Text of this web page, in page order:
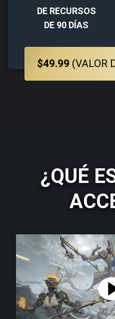
DE RECURSOS
DE 90 DÍAS
$49.99 (VALOR
¿QUÉ